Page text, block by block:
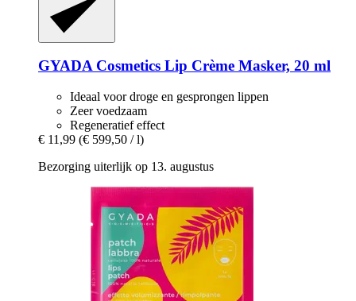
GYADA Cosmetics Lip Crème Masker, 20 ml
Ideaal voor droge en gesprongen lippen
Zeer voedzaam
Regeneratief effect
€ 11,99 (€ 599,50 / l)
Bezorging uiterlijk op 13. augustus